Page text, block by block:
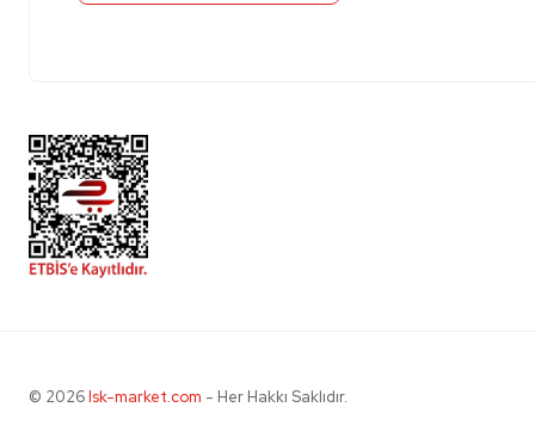
© 2026Isk-market.com - Her Hakkı Saklıdır.